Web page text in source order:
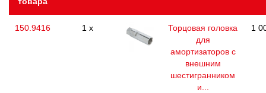
150.9416 1 x
Торцовая головка
для
амортизаторов с
внешним
шестигранником
и...
1